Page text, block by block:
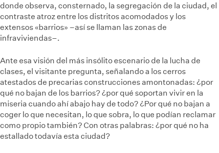
donde observa, consternado, la segregación de la ciudad, el
contraste atroz entre los distritos acomodados y los
extensos «barrios» –así se llaman las zonas de
infraviviendas–.
Ante esa visión del más insólito escenario de la lucha de
clases, el visitante pregunta, señalando a los cerros
atestados de precarias construcciones amontonadas: ¿por
qué no bajan de los barrios? ¿por qué soportan vivir en la
miseria cuando ahí abajo hay de todo? ¿Por qué no bajan a
coger lo que necesitan, lo que sobra, lo que podían reclamar
como propio también? Con otras palabras: ¿por qué no ha
estallado todavía esta ciudad?